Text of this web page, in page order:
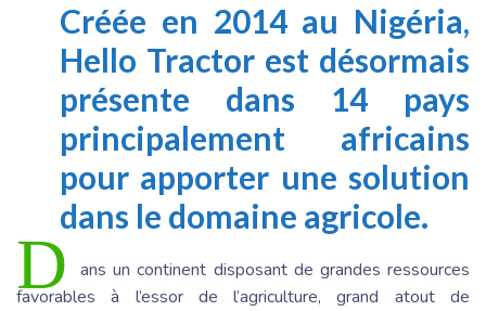
Créée en 2014 au Nigéria,
Hello Tractor est désormais
présente dans 14 pays
principalement africains
pour apporter une solution
dans le domaine agricole.
D
ans un continent disposant de grandes ressources
favorables à l’essor de l’agriculture, grand atout de